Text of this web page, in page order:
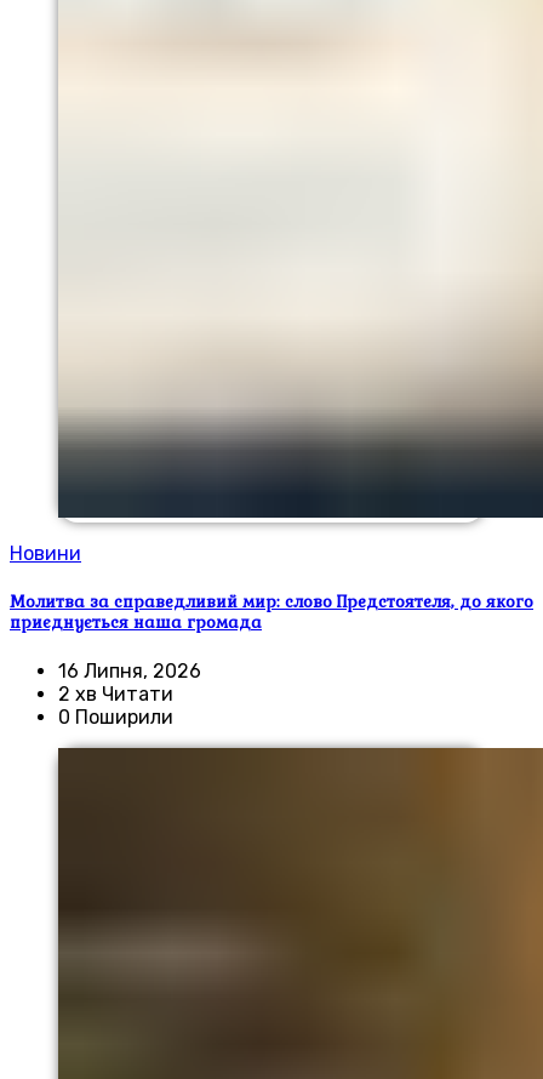
Новини
Молитва за справедливий мир: слово Предстоятеля, до якого
приєднується наша громада
16 Липня, 2026
2 хв Читати
0 Поширили